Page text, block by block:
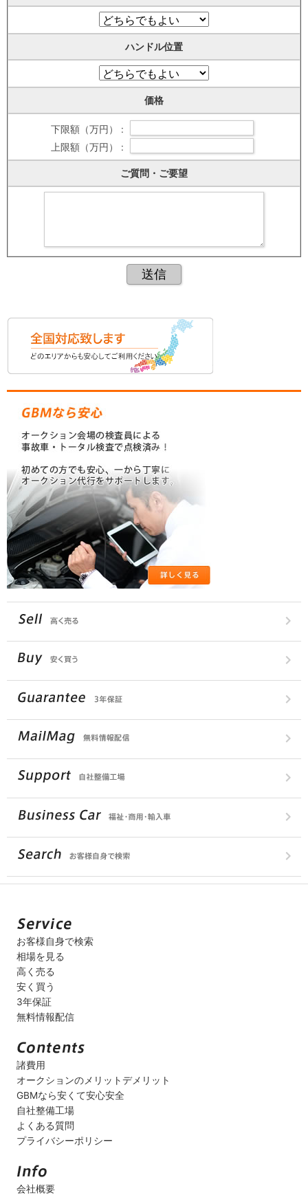
ハンドル位置
価格
下限額（万円） :
上限額（万円） :
ご質問・ご要望
お客様自身で検索
相場を見る
高く売る
安く買う
3年保証
無料情報配信
諸費用
オークションのメリットデメリット
GBMなら安くて安心安全
自社整備工場
よくある質問
プライバシーポリシー
会社概要